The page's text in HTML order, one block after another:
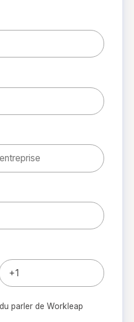
parler de Workleap